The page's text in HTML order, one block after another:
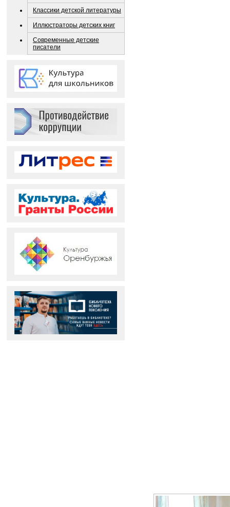
Классики детской литературы
Иллюстраторы детских книг
Современные детские
писатели